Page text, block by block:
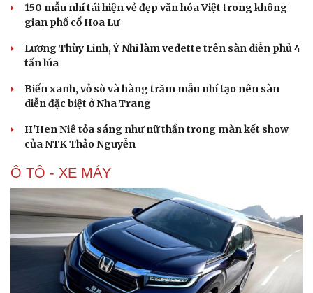
150 mẫu nhí tái hiện vẻ đẹp văn hóa Việt trong không
gian phố cổ Hoa Lư
Lương Thùy Linh, Ý Nhi làm vedette trên sàn diễn phủ 4
tấn lúa
Biển xanh, vỏ sò và hàng trăm mẫu nhí tạo nên sàn
diễn đặc biệt ở Nha Trang
H'Hen Niê tỏa sáng như nữ thần trong màn kết show
của NTK Thảo Nguyễn
Ô TÔ - XE MÁY